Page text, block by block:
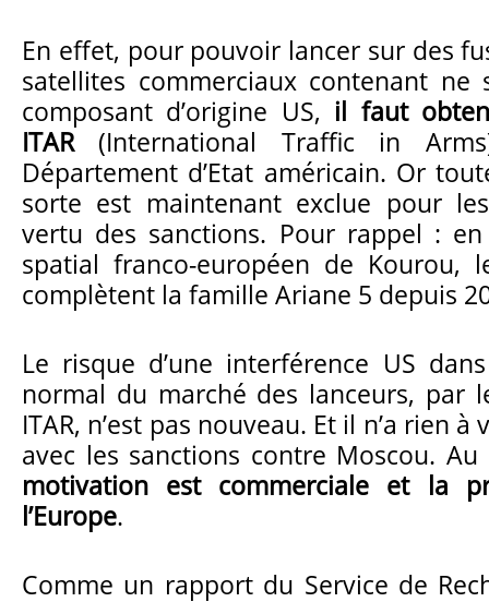
En effet, pour pouvoir lancer sur des
satellites commerciaux contenant ne
composant d’origine US, il faut
ITAR (International Traffic in
Département d’Etat américain. Or
sorte est maintenant exclue pour
vertu des sanctions. Pour rappel :
spatial franco-européen de Kourou,
complètent la famille Ariane 5 depuis
Le risque d’une interférence US
normal du marché des lanceurs, par
ITAR, n’est pas nouveau. Et il n’a rien à
avec les sanctions contre Moscou.
motivation est commerciale et la
l’Europe.
Comme un rapport du Service de